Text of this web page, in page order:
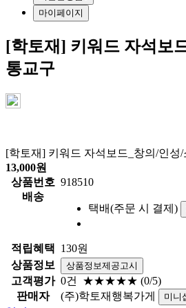
마이페이지
[학토재] 키워드 자석보
통교구
[학토재] 키워드 자석보드_창의/인성/
13,000원
상품번호 918510
배송
택배(주문 시 결제)
적립혜택 130원
상품정보 상품정보제공고시
고객평가 0건 ★★★★★ (0/5)
판매자
(주)학토재행복가게 미니